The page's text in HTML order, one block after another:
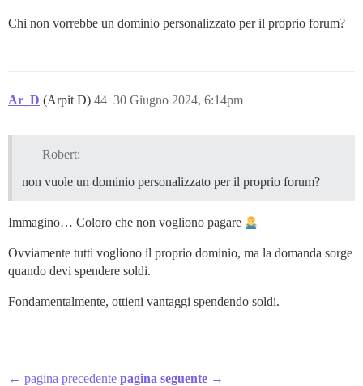
Chi non vorrebbe un dominio personalizzato per il proprio forum?
Ar_D (Arpit D) 30 Giugno 2024, 6:14pm
44
Robert:
non vuole un dominio personalizzato per il proprio forum?
Immagino… Coloro che non vogliono pagare
Ovviamente tutti vogliono il proprio dominio, ma la domanda sorge
quando devi spendere soldi.
Fondamentalmente, ottieni vantaggi spendendo soldi.
← pagina precedente pagina seguente →